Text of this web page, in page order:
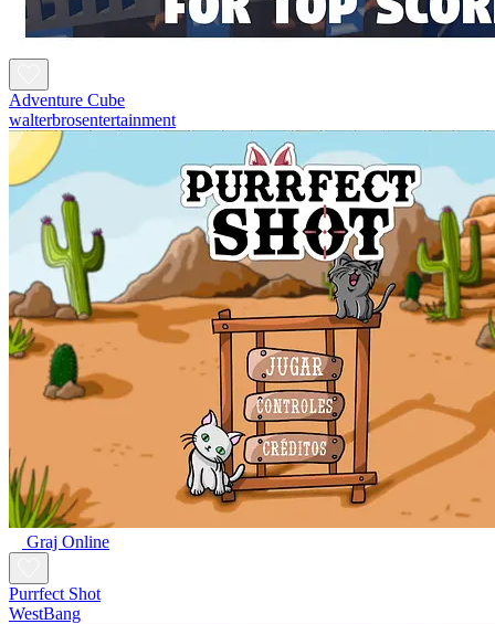
Adventure Cube
walterbrosentertainment
Graj Online
Purrfect Shot
WestBang